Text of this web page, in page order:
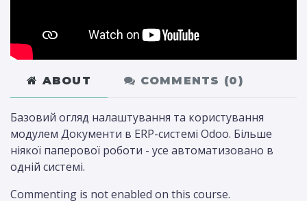
ABOUT COMMENTS (0)
Базовий огляд налаштування та користування
модулем Документи в ERP-системі Odoo. Більше
ніякої паперової роботи - усе автоматизовано в
одній системі.
Commenting is not enabled on this course.